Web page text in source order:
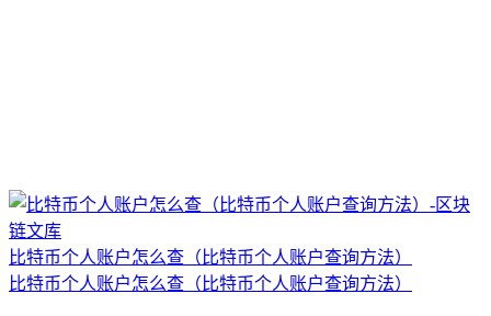
比特币个人账户怎么查（比特币个人账户查询方法）
比特币个人账户怎么查（比特币个人账户查询方法）